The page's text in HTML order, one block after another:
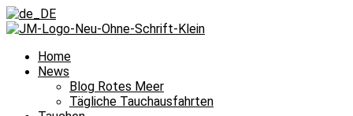
Home
News
Blog Rotes Meer
Tägliche Tauchausfahrten